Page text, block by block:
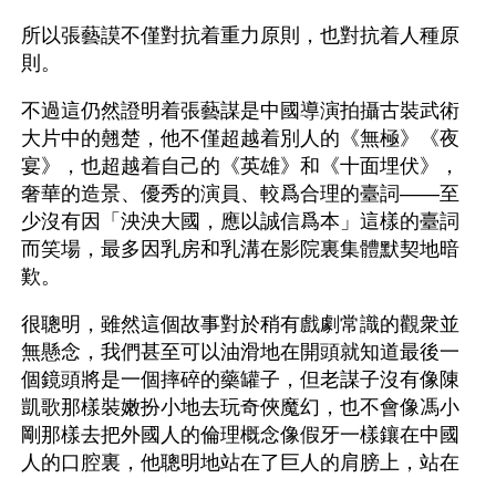
所以張藝謨不僅對抗着重力原則，也對抗着人種原
則。
不過這仍然證明着張藝謀是中國導演拍攝古裝武術
大片中的翹楚，他不僅超越着別人的《無極》《夜
宴》，也超越着自己的《英雄》和《十面埋伏》，
奢華的造景、優秀的演員、較爲合理的臺詞——至
少沒有因「泱泱大國，應以誠信爲本」這樣的臺詞
而笑場，最多因乳房和乳溝在影院裏集體默契地暗
歎。
很聰明，雖然這個故事對於稍有戲劇常識的觀衆並
無懸念，我們甚至可以油滑地在開頭就知道最後一
個鏡頭將是一個摔碎的藥罐子，但老謀子沒有像陳
凱歌那樣裝嫩扮小地去玩奇俠魔幻，也不會像馮小
剛那樣去把外國人的倫理概念像假牙一樣鑲在中國
人的口腔裏，他聰明地站在了巨人的肩膀上，站在